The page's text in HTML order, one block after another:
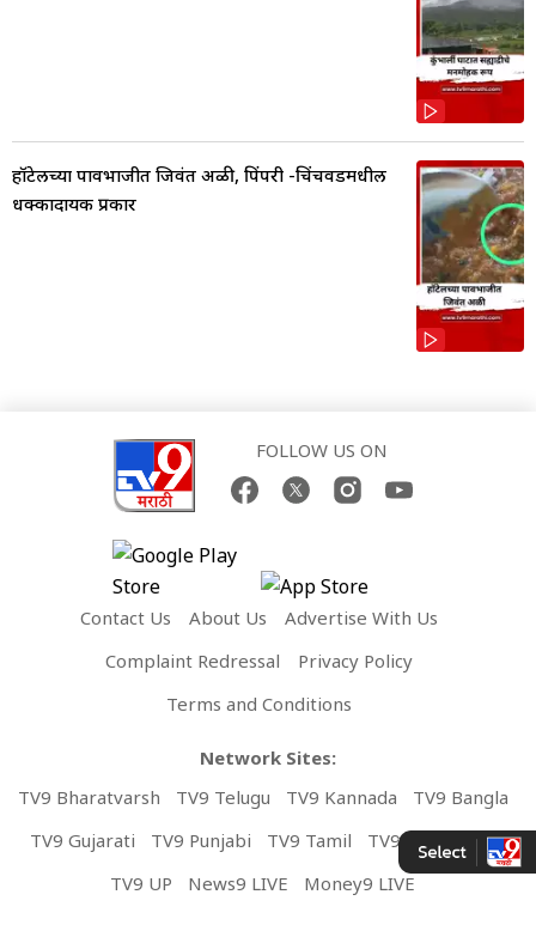
हॉटेलच्या पावभाजीत जिवंत अळी, पिंपरी -चिंचवडमधील
धक्कादायक प्रकार
FOLLOW US ON
Contact Us About Us
Advertise With Us
Complaint Redressal
Privacy Policy
Terms and Conditions
Network Sites:
TV9 Bharatvarsh
TV9 Telugu TV9 Kannada
TV9 Bangla
TV9 Gujarati
TV9 Punjabi TV9 Tamil
TV9 Malayalam
TV9 UP
News9 LIVE Money9 LIVE